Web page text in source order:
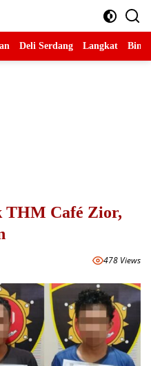
Deli Serdang Langkat
THM Café Zior,
478 Views